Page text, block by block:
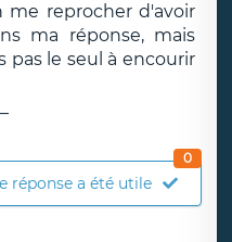
me reprocher d'avoir
ma réponse, mais
pas le seul à encourir
réponse a été utile
0